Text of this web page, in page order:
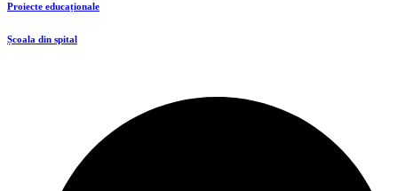
Proiecte educaționale
Școala din spital